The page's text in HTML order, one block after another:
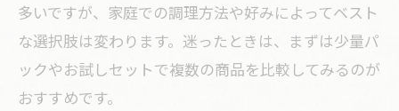
多いですが、家庭での調理方法や好みによってベスト
な選択肢は変わります。迷ったときは、まずは少量パ
ックやお試しセットで複数の商品を比較してみるのが
おすすめです。